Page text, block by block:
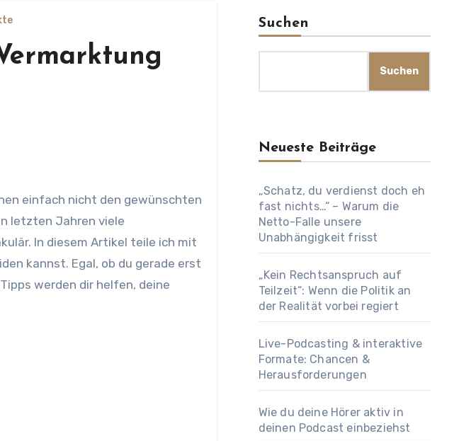
letzten Jahren viele
In diesem Artikel teile ich mit
kannst. Egal, ob du gerade erst
werden dir helfen, deine
Suchen
Suchen
Neueste Beiträge
„Schatz, du verdienst doch eh
fast nichts…“ – Warum die
Netto-Falle unsere
Unabhängigkeit frisst
„Kein Rechtsanspruch auf
Teilzeit“: Wenn die Politik an
der Realität vorbei regiert
Live-Podcasting & interaktive
Formate: Chancen &
Herausforderungen
Wie du deine Hörer aktiv in
deinen Podcast einbeziehst